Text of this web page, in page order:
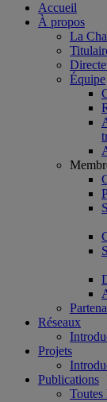
Accueil
À propos
La
Équipe
Réseaux
Projets
Publications
Toutes